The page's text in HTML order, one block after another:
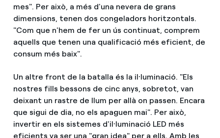
mes". Per això, a més d'una nevera de grans
dimensions, tenen dos congeladors horitzontals.
"Com que n'hem de fer un ús continuat, comprem
aquells que tenen una qualificació més eficient, de
consum més baix".
Un altre front de la batalla és la il·luminació. "Els
nostres fills bessons de cinc anys, sobretot, van
deixant un rastre de llum per allà on passen. Encara
que sigui de dia, no els apaguen mai". Per això,
invertir en els sistemes d'il·luminació LED més
eficients va ser una "gran idea" per a ells. Amb les